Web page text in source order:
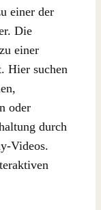
einer der
Die
einer
Hier suchen
oder
durch
Videos.